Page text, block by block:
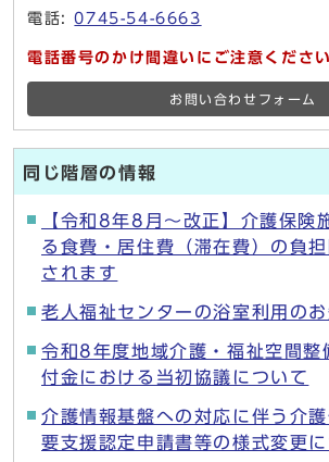
電話:0745-54-6663
電話番号のかけ間違いにご注意ください
お問い合わせフォーム
同じ階層の情報
【令和8年8月～改正】介護保険
る食費・居住費（滞在費）の負
されます
老人福祉センターの浴室利用の
令和8年度地域介護・福祉空間整
付金における当初協議について
介護情報基盤への対応に伴う介護
要支援認定申請書等の様式変更